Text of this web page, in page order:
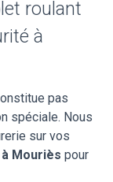
roulant
à
pas
spéciale. Nous
sur vos
Mouriès pour